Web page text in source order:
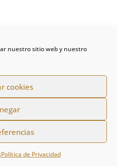
nuestro sitio web y nuestro
cookies
Política de Privacidad
| Todos los derechos
|Politica de